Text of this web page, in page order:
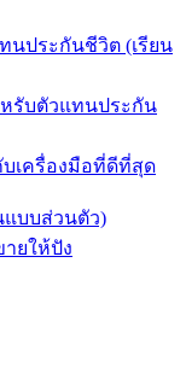
นประกันชีวิต (เรียน
รับตัวแทนประกัน
บเครื่องมือที่ดีที่สุด
แบบส่วนตัว)
ยให้ปัง